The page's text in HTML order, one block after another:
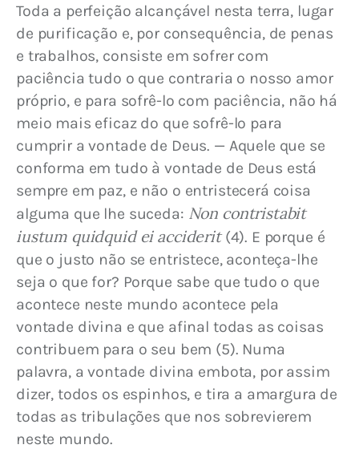
Toda a perfeição alcançável nesta terra, lugar
de purificação e, por consequência, de penas
e trabalhos, consiste em sofrer com
paciência tudo o que contraria o nosso amor
próprio, e para sofrê-lo com paciência, não há
meio mais eficaz do que sofrê-lo para
cumprir a vontade de Deus. — Aquele que se
conforma em tudo à vontade de Deus está
sempre em paz, e não o entristecerá coisa
alguma que lhe suceda: Non contristabit
iustum quidquid ei acciderit (4). E porque é
que o justo não se entristece, aconteça-lhe
seja o que for? Porque sabe que tudo o que
acontece neste mundo acontece pela
vontade divina e que afinal todas as coisas
contribuem para o seu bem (5). Numa
palavra, a vontade divina embota, por assim
dizer, todos os espinhos, e tira a amargura de
todas as tribulações que nos sobrevierem
neste mundo.